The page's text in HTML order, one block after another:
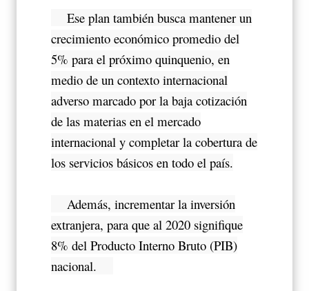
Ese plan también busca mantener un
crecimiento económico promedio del
5% para el próximo quinquenio, en
medio de un contexto internacional
adverso marcado por la baja cotización
de las materias en el mercado
internacional y completar la cobertura de
los servicios básicos en todo el país.
Además, incrementar la inversión
extranjera, para que al 2020 signifique
8% del Producto Interno Bruto (PIB)
nacional.